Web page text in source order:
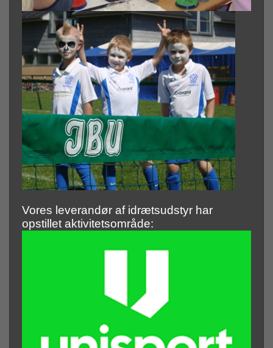
Vores leverandør af idrætsudstyr har
opstillet aktivitetsområde: